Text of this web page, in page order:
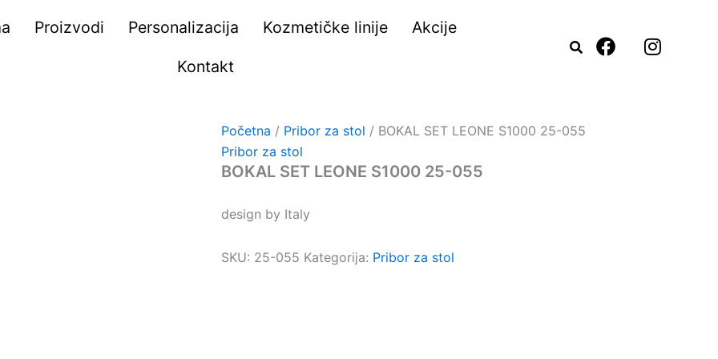
Proizvodi Personalizacija Kozmetičke linije Akcije
Kontakt
F
a
I
n
Početna / Pribor za stol / BOKAL SET LEONE S1000 25-055
Pribor za stol
BOKAL SET LEONE S1000 25-055
design by Italy
SKU: 25-055 Kategorija: Pribor za stol